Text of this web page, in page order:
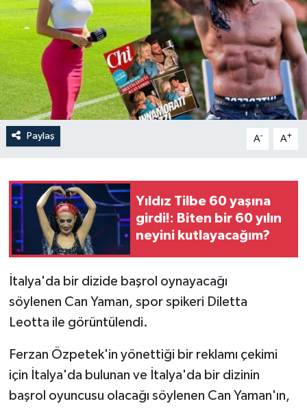
Paylaş A- A+
Yıldız Tilbe 60 yaşına
girdi!: Biten bir 60 yılın
neyini kutlayacağım?
İtalya'da bir dizide başrol oynayacağı
söylenen Can Yaman, spor spikeri Diletta
Leotta ile görüntülendi.
Ferzan Özpetek'in yönettiği bir reklamı çekimi
için İtalya'da bulunan ve İtalya'da bir dizinin
başrol oyuncusu olacağı söylenen Can Yaman'ın,